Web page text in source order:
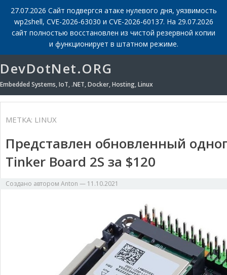
27.07.2026 Сайт подвергся атаке нулевого дня, уязвимость
wp2shell, CVE-2026-63030 и CVE-2026-60137. На 29.07.2026
сайт полностью восстановлен из чистой резервной копии
и функционирует в штатном режиме.
DevDotNet.ORG
Embedded Systems, IoT, .NET, Docker, Hosting, Linux
МЕТКА: LINUX
Представлен обновленный
Tinker Board 2S за $120
Создано автором Anton — 11.10.2021